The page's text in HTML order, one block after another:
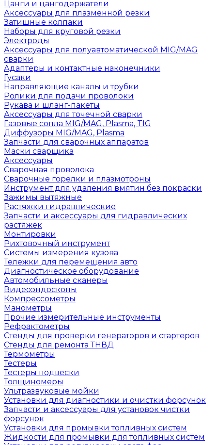
Цанги и цангодержатели
Аксессуары для плазменной резки
Затишные колпаки
Наборы для круговой резки
Электроды
Аксессуары для полуавтоматической MIG/MAG
сварки
Адаптеры и контактные наконечники
Гусаки
Направляющие каналы и трубки
Ролики для подачи проволоки
Рукава и шланг-пакеты
Аксессуары для точечной сварки
Газовые сопла MIG/MAG, Plasma, TIG
Диффузоры MIG/MAG, Plasma
Запчасти для сварочных аппаратов
Маски сварщика
Аксессуары
Сварочная проволока
Сварочные горелки и плазмотроны
Инструмент для удаления вмятин без покраски
Зажимы вытяжные
Растяжки гидравлические
Запчасти и аксессуары для гидравлических
растяжек
Монтировки
Рихтовочный инструмент
Системы измерения кузова
Тележки для перемещения авто
Диагностическое оборудование
Автомобильные сканеры
Видеоэндоскопы
Компрессометры
Манометры
Прочие измерительные инструменты
Рефрактометры
Стенды для проверки генераторов и стартеров
Стенды для ремонта ТНВД
Термометры
Тестеры
Тестеры подвески
Толщиномеры
Ультразвуковые мойки
Установки для диагностики и очистки форсунок
Запчасти и аксессуары для установок чистки
форсунок
Установки для промывки топливных систем
Жидкости для промывки для топливных систем